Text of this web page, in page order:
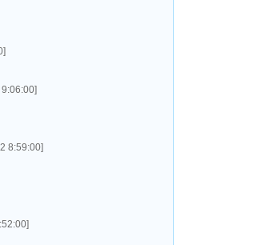
8:59:00]